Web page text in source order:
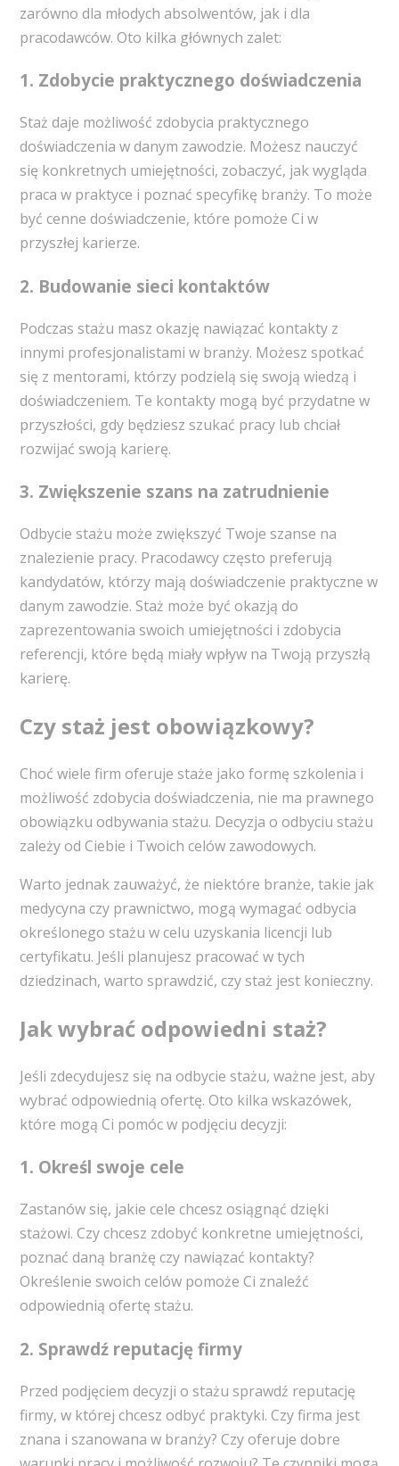
zarówno dla młodych absolwentów, jak i dla
pracodawców. Oto kilka głównych zalet:
1. Zdobycie praktycznego doświadczenia
Staż daje możliwość zdobycia praktycznego
doświadczenia w danym zawodzie. Możesz nauczyć
się konkretnych umiejętności, zobaczyć, jak wygląda
praca w praktyce i poznać specyfikę branży. To może
być cenne doświadczenie, które pomoże Ci w
przyszłej karierze.
2. Budowanie sieci kontaktów
Podczas stażu masz okazję nawiązać kontakty z
innymi profesjonalistami w branży. Możesz spotkać
się z mentorami, którzy podzielą się swoją wiedzą i
doświadczeniem. Te kontakty mogą być przydatne w
przyszłości, gdy będziesz szukać pracy lub chciał
rozwijać swoją karierę.
3. Zwiększenie szans na zatrudnienie
Odbycie stażu może zwiększyć Twoje szanse na
znalezienie pracy. Pracodawcy często preferują
kandydatów, którzy mają doświadczenie praktyczne w
danym zawodzie. Staż może być okazją do
zaprezentowania swoich umiejętności i zdobycia
referencji, które będą miały wpływ na Twoją przyszłą
karierę.
Czy staż jest obowiązkowy?
Choć wiele firm oferuje staże jako formę szkolenia i
możliwość zdobycia doświadczenia, nie ma prawnego
obowiązku odbywania stażu. Decyzja o odbyciu stażu
zależy od Ciebie i Twoich celów zawodowych.
Warto jednak zauważyć, że niektóre branże, takie jak
medycyna czy prawnictwo, mogą wymagać odbycia
określonego stażu w celu uzyskania licencji lub
certyfikatu. Jeśli planujesz pracować w tych
dziedzinach, warto sprawdzić, czy staż jest konieczny.
Jak wybrać odpowiedni staż?
Jeśli zdecydujesz się na odbycie stażu, ważne jest, aby
wybrać odpowiednią ofertę. Oto kilka wskazówek,
które mogą Ci pomóc w podjęciu decyzji:
1. Określ swoje cele
Zastanów się, jakie cele chcesz osiągnąć dzięki
stażowi. Czy chcesz zdobyć konkretne umiejętności,
poznać daną branżę czy nawiązać kontakty?
Określenie swoich celów pomoże Ci znaleźć
odpowiednią ofertę stażu.
2. Sprawdź reputację firmy
Przed podjęciem decyzji o stażu sprawdź reputację
firmy, w której chcesz odbyć praktyki. Czy firma jest
znana i szanowana w branży? Czy oferuje dobre